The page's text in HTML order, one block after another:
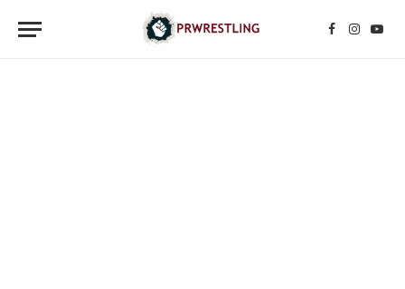
Facebook